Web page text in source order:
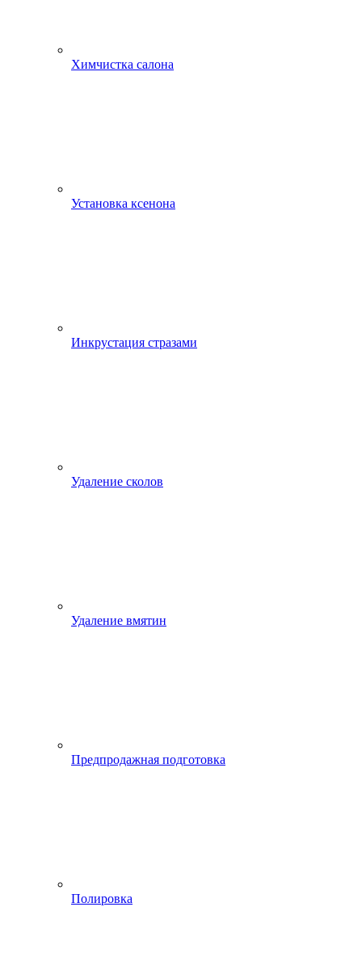
Химчистка салона
Установка ксенона
Инкрустация стразами
Удаление сколов
Удаление вмятин
Предпродажная подготовка
Полировка